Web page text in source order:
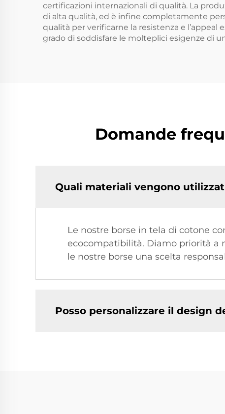
certificazioni internazionali di qualità. La
di alta qualità, ed è infine completamente
qualità per verificarne la resistenza e
grado di soddisfare le molteplici esigenze di
Domande
Quali materiali vengono
Le nostre borse in tela di cotone
ecocompatibilità. Diamo priorità a
le nostre borse una scelta
Posso personalizzare il design